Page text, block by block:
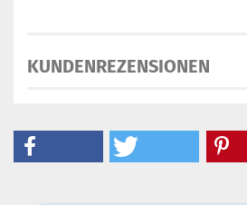
KUNDENREZENSIONEN